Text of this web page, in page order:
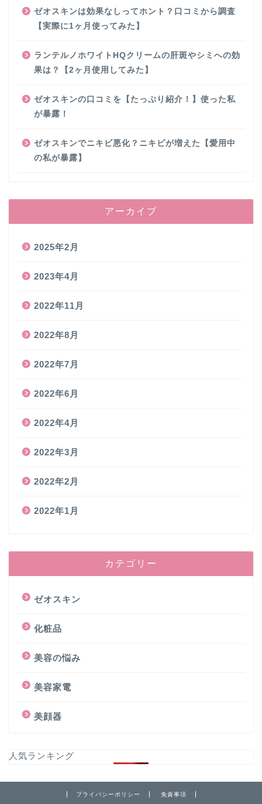
ゼオスキンは効果なしってホント？口コミから調査
【実際に1ヶ月使ってみた】
ランテルノホワイトHQクリームの肝斑やシミへの効
果は？【2ヶ月使用してみた】
ゼオスキンの口コミを【たっぷり紹介！】使った私
が暴露！
ゼオスキンでニキビ悪化？ニキビが増えた【愛用中
の私が暴露】
アーカイブ
2025年2月
2023年4月
2022年11月
2022年8月
2022年7月
2022年6月
2022年4月
2022年3月
2022年2月
2022年1月
カテゴリー
ゼオスキン
化粧品
美容の悩み
美容家電
美顔器
人気ランキング
プライバシーポリシー 免責事項